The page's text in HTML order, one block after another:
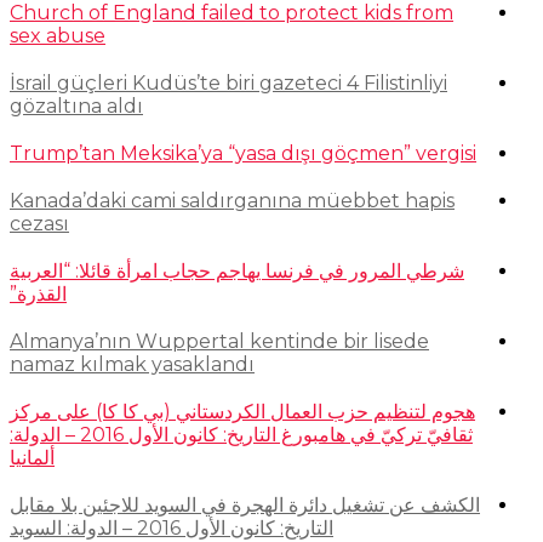
Church of England failed to protect kids from
sex abuse
İsrail güçleri Kudüs’te biri gazeteci 4 Filistinliyi
gözaltına aldı
Trump’tan Meksika’ya “yasa dışı göçmen” vergisi
Kanada’daki cami saldırganına müebbet hapis
cezası
شرطي المرور في فرنسا يهاجم حجاب امرأة قائلا: “العربية
القذرة”
Almanya’nın Wuppertal kentinde bir lisede
namaz kılmak yasaklandı
هجوم لتنظيم حزب العمال الكردستاني (بي كا كا) على مركز
ثقافيّ تركيّ في هامبورغ التاريخ: كانون الأول 2016 – الدولة:
ألمانيا
الكشف عن تشغيل دائرة الهجرة في السويد للاجئين بلا مقابل
التاريخ: كانون الأول 2016 – الدولة: السويد